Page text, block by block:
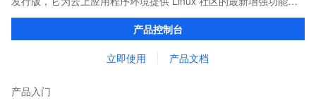
在提供云上最佳用户体验的同时，也针对阿里云基础设施做了深度
产品控制台
立即使用 产品文档
产品入门